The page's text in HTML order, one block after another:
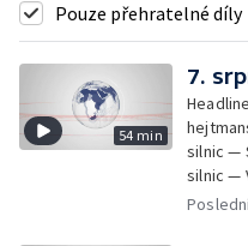
Pouze přehratelné díly
54 min
7.
silnic —
silnic —
letišti v